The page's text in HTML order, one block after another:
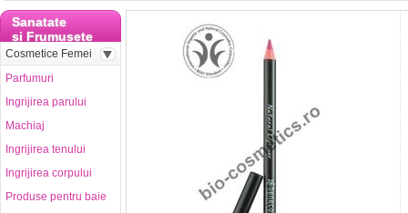
Sanatate
si Frumusete
Cosmetice Femei
Parfumuri
Ingrijirea parului
Machiaj
Ingrijirea tenului
Ingrijirea corpului
Produse pentru baie